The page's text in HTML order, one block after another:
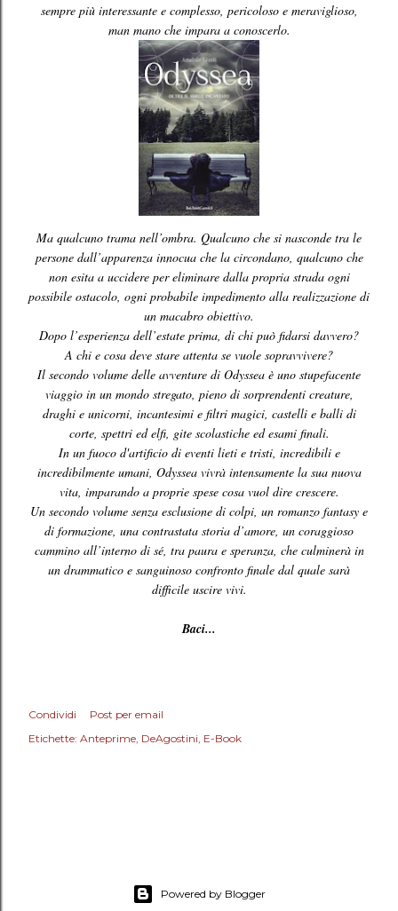
sempre più interessante e complesso, pericoloso e meraviglioso,
man mano che impara a conoscerlo.
Ma qualcuno trama nell’ombra. Qualcuno che si nasconde tra le
persone dall’apparenza innocua che la circondano, qualcuno che
non esita a uccidere per eliminare dalla propria strada ogni
possibile ostacolo, ogni probabile impedimento alla realizzazione di
un macabro obiettivo.
Dopo l’esperienza dell’estate prima, di chi può fidarsi davvero?
A chi e cosa deve stare attenta se vuole sopravvivere?
Il secondo volume delle avventure di Odyssea è uno stupefacente
viaggio in un mondo stregato, pieno di sorprendenti creature,
draghi e unicorni, incantesimi e filtri magici, castelli e balli di
corte, spettri ed elfi, gite scolastiche ed esami finali.
In un fuoco d'artificio di eventi lieti e tristi, incredibili e
incredibilmente umani, Odyssea vivrà intensamente la sua nuova
vita, imparando a proprie spese cosa vuol dire crescere.
Un secondo volume senza esclusione di colpi, un romanzo fantasy e
di formazione, una contrastata storia d’amore, un coraggioso
cammino all’interno di sé, tra paura e speranza, che culminerà in
un drammatico e sanguinoso confronto finale dal quale sarà
difficile uscire vivi.
Baci...
Condividi
Post per email
Etichette: Anteprime DeAgostini E-Book
Powered by Blogger